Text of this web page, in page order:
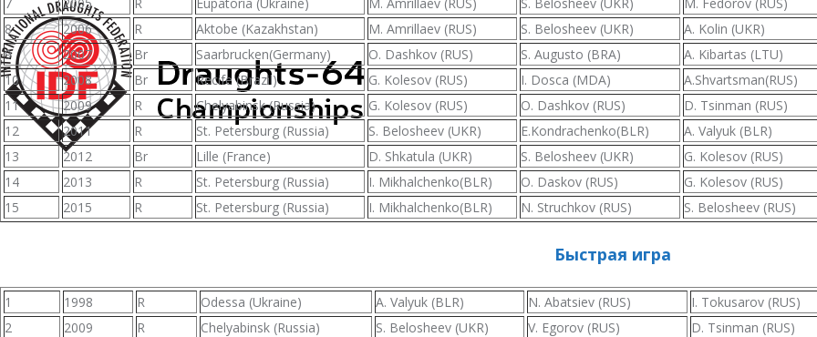
8
2006 R Aktobe (Kazakhstan) M. Amrillaev (RUS) S. Belosheev (UKR)
A. Kolin (UKR)
9
2007 Br Saarbrucken(Germany) O. Dashkov (RUS) S. Augusto (BRA)
A. Kibartas (LTU)
10
2008 Br Recife (Brazil) G. Kolesov (RUS) I. Dosca (MDA)
A.Shvartsman(RUS)
11
2009 R Chelyabinsk (Russia) G. Kolesov (RUS) O. Dashkov (RUS)
D. Tsinman (RUS)
12
2011 R St. Petersburg (Russia) S. Belosheev (UKR) E.Kondrachenko(BLR)
A. Valyuk (BLR)
13
2012 Br Lille (France) D. Shkatula (UKR) S. Belosheev (UKR)
G. Kolesov (RUS)
14
2013 R St. Petersburg (Russia) I. Mikhalchenko(BLR) O. Daskov (RUS)
G. Kolesov (RUS)
15
2015 R St. Petersburg (Russia) I. Mikhalchenko(BLR) N. Struchkov (RUS) S. Belosheev (RUS)
Быстрая игра
1 1998 R Odessa (Ukraine) A. Valyuk (BLR) N. Abatsiev (RUS)
I. Tokusarov (RUS)
2
2009 R Chelyabinsk (Russia) S. Belosheev (UKR) V. Egorov (RUS)
D. Tsinman (RUS)